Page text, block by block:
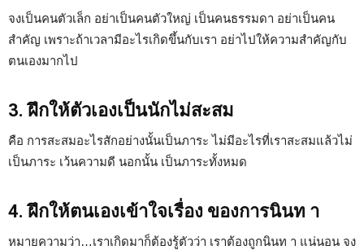
จงเป็นคนตัวเล็ก อย่าเป็นคนตัวใหญ่ เป็นคนธรรมดา อย่าเป็นคน
สำคัญ เพราะถ้าเวลามีอะไรเกิดขึ้นกับเรา อย่าไปให้ความสำคัญกับ
ตนเองมากไป
3. ฝึกให้ตัวเองเป็นนักไม่สะสม
คือ การสะสมอะไรสักอย่างนั้นเป็นภาระ ไม่มีอะไรที่เราสะสมแล้วไม่
เป็นภาระ เว้นความดี นอกนั้น เป็นภาระทั้งหมด
4. ฝึกให้ตนเองเข้าใจเรื่อง ของการนินท า
หมายความว่า…เราเกิดมาก็ต้องรู้ตัวว่า เราต้องถูกนินท า แน่นอน จง